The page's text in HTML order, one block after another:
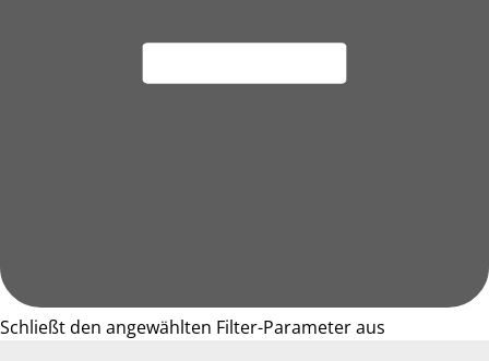
Schließt den angewählten Filter-Parameter aus